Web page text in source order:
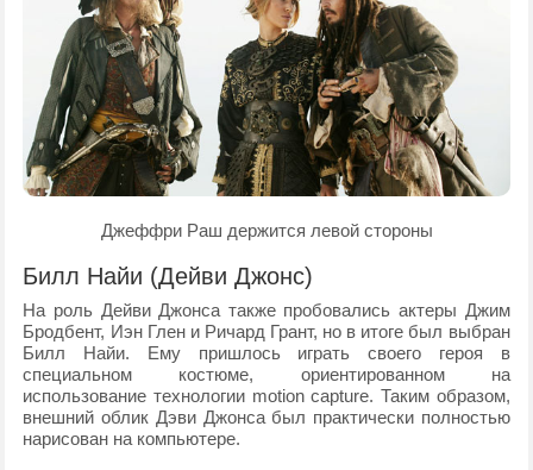
Джеффри Раш держится левой стороны
Билл Найи (Дейви Джонс)
На роль Дейви Джонса также пробовались актеры Джим
Бродбент, Иэн Глен и Ричард Грант, но в итоге был выбран
Билл Найи. Ему пришлось играть своего героя в
специальном костюме, ориентированном на
использование технологии motion capture. Таким образом,
внешний облик Дэви Джонса был практически полностью
нарисован на компьютере.